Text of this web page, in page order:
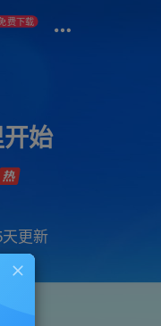
费下载
始
更新